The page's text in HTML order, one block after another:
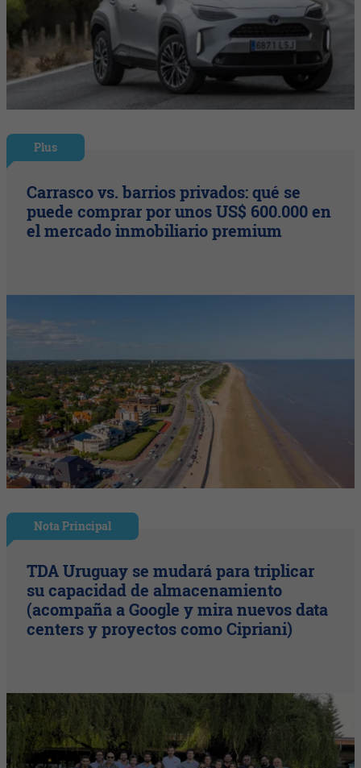
Plus
Carrasco vs. barrios privados: qué se
puede comprar por unos US$ 600.000 en
el mercado inmobiliario premium
Nota Principal
TDA Uruguay se mudará para triplicar
su capacidad de almacenamiento
(acompaña a Google y mira nuevos data
centers y proyectos como Cipriani)